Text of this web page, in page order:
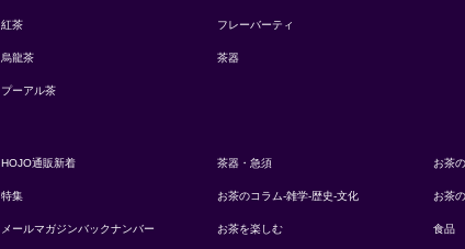
紅茶
烏龍茶
プーアル茶
フレーバーティ
茶器
HOJO通販新着
特集
メールマガジンバックナンバー
茶器・急須
お茶のコラム-雑学-歴史-文化
お茶を楽しむ
お茶
お茶
食品